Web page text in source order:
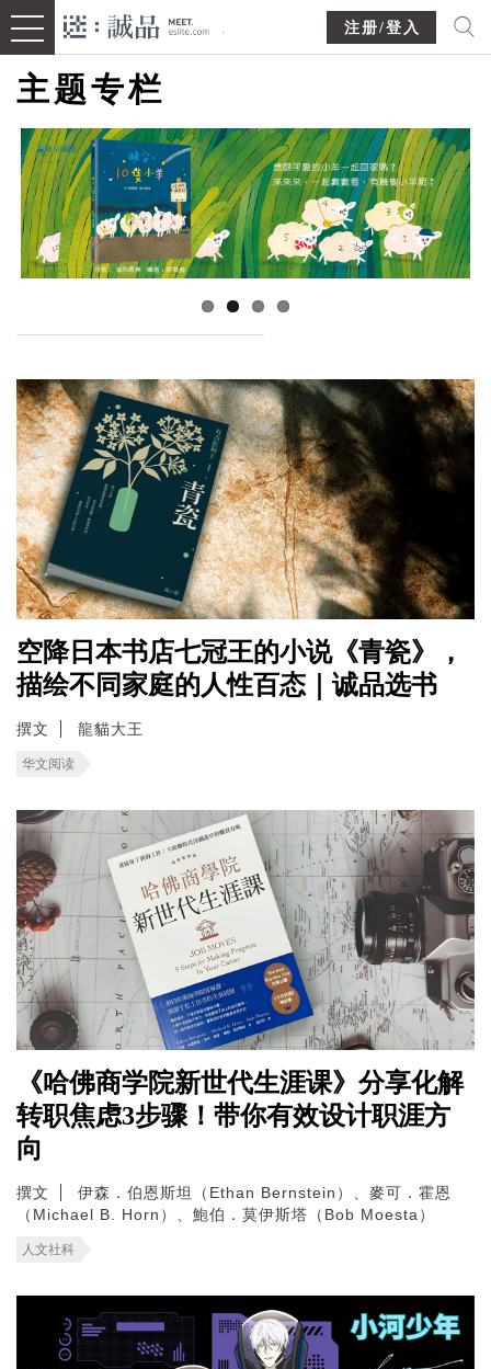
注册/登入
主题专栏
空降日本书店七冠王的小说《青瓷》，
描绘不同家庭的人性百态｜诚品选书
撰文 龍貓大王
华文阅读
《哈佛商学院新世代生涯课》分享化解
转职焦虑3步骤！带你有效设计职涯方
向
撰文
伊森．伯恩斯坦（Ethan Bernstein）、麥可．霍恩
（Michael B. Horn）、鮑伯．莫伊斯塔（Bob Moesta）
人文社科